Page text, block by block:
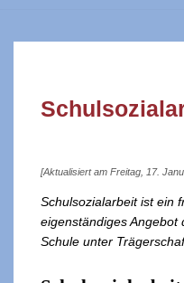
[Aktualisiert am Freitag, 17.
Schulsozialarbeit ist ein
eigenständiges
Schule unter